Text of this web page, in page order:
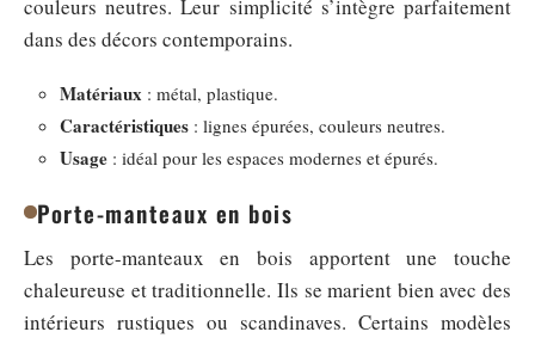
couleurs neutres. Leur simplicité s’intègre parfaitement
dans des décors contemporains.
Matériaux : métal, plastique.
Caractéristiques : lignes épurées, couleurs neutres.
Usage : idéal pour les espaces modernes et épurés.
Porte-manteaux en bois
Les porte-manteaux en bois apportent une touche
chaleureuse et traditionnelle. Ils se marient bien avec des
intérieurs rustiques ou scandinaves. Certains modèles